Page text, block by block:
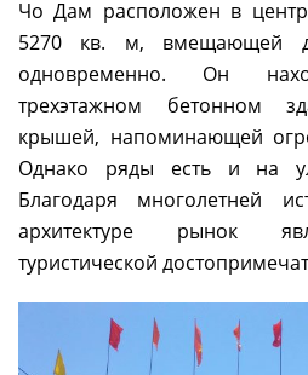
Чо Дам расположен в
5270 кв. м, вмещающей
одновременно. Он
трехэтажном бетонном
крышей, напоминающей
Однако ряды есть и на
Благодаря многолетней
архитектуре рынок
туристической